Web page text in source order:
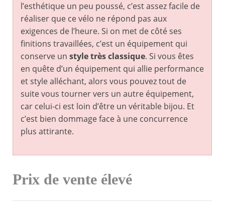
l’esthétique un peu poussé, c’est assez facile de
réaliser que ce vélo ne répond pas aux
exigences de l’heure. Si on met de côté ses
finitions travaillées, c’est un équipement qui
conserve un style très classique. Si vous êtes
en quête d’un équipement qui allie performance
et style alléchant, alors vous pouvez tout de
suite vous tourner vers un autre équipement,
car celui-ci est loin d’être un véritable bijou. Et
c’est bien dommage face à une concurrence
plus attirante.
Prix de vente élevé